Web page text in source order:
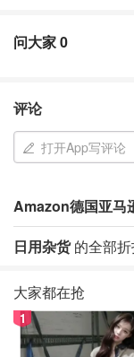
问大家0
评论
打开App写评论
Amazon德国亚马
日用杂货的全部折
大家都在抢
1